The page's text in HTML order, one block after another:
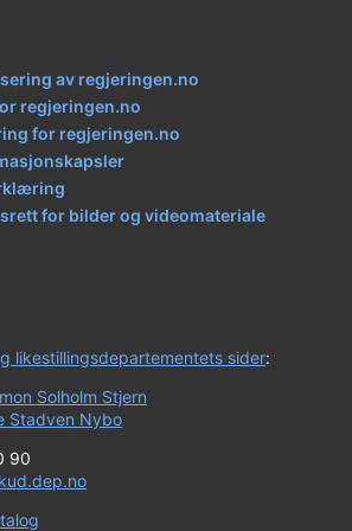
av regjeringen.no
regjeringen.no
for regjeringen.no
for bilder og videomateriale
likestillingsdepartementets sider:
Solholm Stjern
Stadven Nybo
90